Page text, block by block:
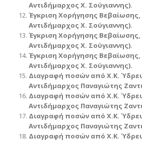
Αντιδήμαρχος Χ. Σούγιαννης).
Έγκριση Χορήγησης Βεβαίωσης,
Αντιδήμαρχος Χ. Σούγιαννης).
Έγκριση Χορήγησης Βεβαίωσης,
Αντιδήμαρχος Χ. Σούγιαννης).
Έγκριση Χορήγησης Βεβαίωσης,
Αντιδήμαρχος Χ. Σούγιαννης).
Διαγραφή ποσών από Χ.Κ.
Αντιδήμαρχος Παναγιώτης
Διαγραφή ποσών από Χ.Κ.
Αντιδήμαρχος Παναγιώτης
Διαγραφή ποσών από Χ.Κ.
Αντιδήμαρχος Παναγιώτης
Διαγραφή ποσών από Χ.Κ.